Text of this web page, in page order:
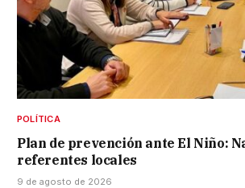
POLÍTICA
Plan de prevención ante El Niño:
referentes locales
9 de agosto de 2026